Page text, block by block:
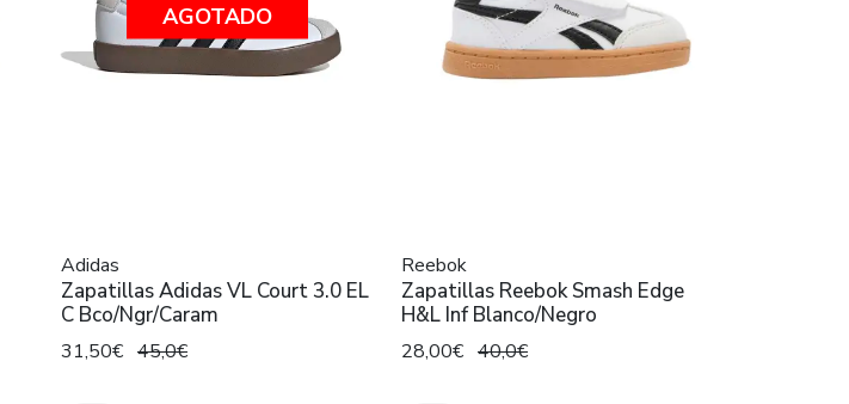
AGOTADO
Adidas
Zapatillas Adidas VL Court 3.0 EL
C Bco/Ngr/Caram
31,50€ 45,0€
Reebok
Zapatillas Reebok Smash Edge
H&L Inf Blanco/Negro
28,00€ 40,0€